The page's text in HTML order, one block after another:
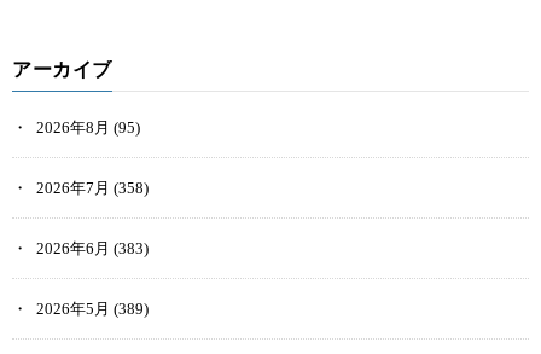
アーカイブ
2026年8月 (95)
2026年7月 (358)
2026年6月 (383)
2026年5月 (389)